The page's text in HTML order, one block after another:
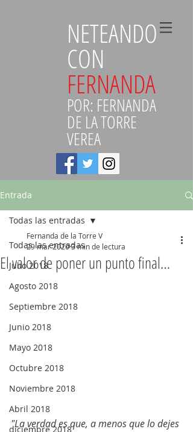
NETEANDO
CON
FERNANDA
POR: FERNANDA
DE LA TORRE
VEREA
Entrada
Todas las entradas
Julio 2018
Agosto 2018
Septiembre 2018
Junio 2018
Mayo 2018
Octubre 2018
Noviembre 2018
Abril 2018
diciembre 2018
Todas las entradas
El valor de poner un punto final…
Fernanda de la Torre V
29 mar 20203 min de lectura
"La verdad es que, a menos que lo dejes